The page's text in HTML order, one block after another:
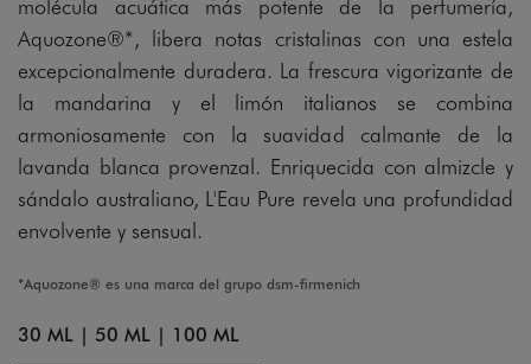
Aquozone®*, libera notas cristalinas con una estela
excepcionalmente duradera. La frescura vigorizante de
la mandarina y el limón italianos se combina
armoniosamente con la suavidad calmante de la
lavanda blanca provenzal. Enriquecida con almizcle y
sándalo australiano, L'Eau Pure revela una profundidad
envolvente y sensual.
*Aquozone® es una marca del grupo dsm-firmenich
30 ML | 50 ML | 100 ML